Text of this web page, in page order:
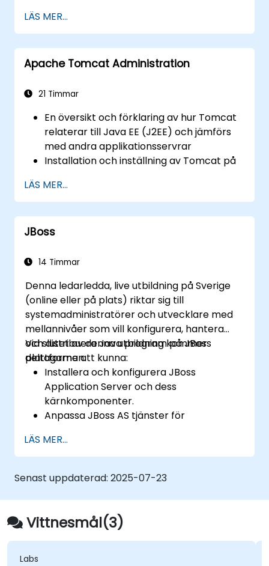
Använda webbservermoduler och plugins
för att utöka funktionaliteten och
säkerheten på webbservrarna.
Använda webbserververktyg och
problem med webbservrar.
rekommendationer för att optimera
prestanda och säkerhet hos
webbservrarna.
LÄS MER...
Apache Tomcat Administration
21 Timmar
En översikt och förklaring av hur Tomcat
relaterar till Java EE (J2EE) och jämförs
med andra applikationsservrar
Installation och inställning av Tomcat på
Distribuera, stödja och felsöka
applikationer på Tomcat
Navigera i Tomcats katalogstruktur
Tomcats arkitektur och
context.xml, .properties, etc.
konfiguration: web.xml
Säkra Tomcat och applikationer som körs
på det och inställning av Tomcat för SSL
Justera Tomcats prestanda
Upplev olika lastbalanserings- och hög-
tillgänglighetsstrategier med Tomcat
LÄS MER...
JBoss
14 Timmar
Denna ledarledda, live utbildning på Sverige
(online eller på plats) riktar sig till
systemadministratörer och utvecklare med
mellannivåer som vill konfigurera, hantera
och distribuera Java program på JBoss
plattformen.
Vid slutet av denna utbildning kommer
deltagarna att kunna:
Installera och konfigurera JBoss
Application Server och dess
kärnkomponenter.
Anpassa JBoss AS tjänster för
transaktionshantering.
Utveckla och distribuera EJB 3 session
beans och webbapplikationer.
Använda JBoss Messaging Service för att
distribuera och hantera JMS-
applikationer.
Hantera JBoss AS genom Java
Management Extension och
LÄS MER...
Senast uppdaterad: 2025-07-23
Vittnesmål(3)
Labs